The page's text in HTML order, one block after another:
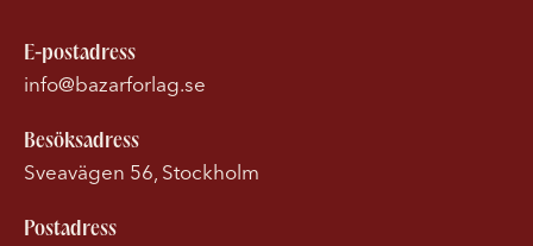
E-postadress
info@bazarforlag.se
Besöksadress
Sveavägen 56, Stockholm
Postadress